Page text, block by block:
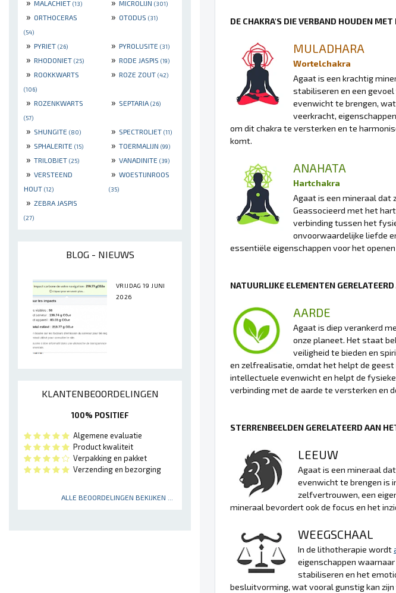
MALACHIET (13) MICROLIJN (301)
» ORTHOCERAS
(54)
» OTODUS (31)
» PYRIET (26) » PYROLUSITE (31)
» RHODONIET (25) » RODE JASPIS (19)
» ROOKKWARTS
(106)
» ROZE ZOUT (42)
» ROZENKWARTS
(57)
» SEPTARIA (26)
» SHUNGITE (80) » SPECTROLIET (11)
» SPHALERITE (15) » TOERMALIJN (99)
» TRILOBIET (25) » VANADINITE (39)
» VERSTEEND
HOUT (12)
» WOESTIJNROOS
(35)
» ZEBRA JASPIS
(27)
BLOG - NIEUWS
VRIJDAG 19 JUNI
2026
KLANTENBEOORDELINGEN
100% POSITIEF
Algemene evaluatie
Product kwaliteit
Verpakking en pakket
Verzending en bezorging
ALLE BEOORDELINGEN BEKIJKEN ...
DE CHAKRA'S DIE VERBAND HOUDEN
MULADHARA
Wortelchakra
Agaat is een krachtig
stabiliseren en een
evenwicht te brengen,
veerkracht,
om dit chakra te versterken en te
komt.
ANAHATA
Hartchakra
Agaat is een mineraal dat
Geassocieerd met het
verbinding tussen het
onvoorwaardelijke liefde
essentiële eigenschappen voor het
NATUURLIJKE ELEMENTEN
AARDE
Agaat is diep verankerd
onze planeet. Het staat
veiligheid te bieden en
en zelfrealisatie, omdat het helpt de
intellectuele evenwicht en helpt de
verbinding met de aarde te versterken en
STERRENBEELDEN GERELATEERD AAN
LEEUW
Agaat is een mineraal
evenwicht te brengen is
zelfvertrouwen, een
mineraal bevordert ook de focus en het
WEEGSCHAAL
In de lithotherapie wordt
eigenschappen
stabiliseren en het
besluitvorming, wat vooral gunstig kan